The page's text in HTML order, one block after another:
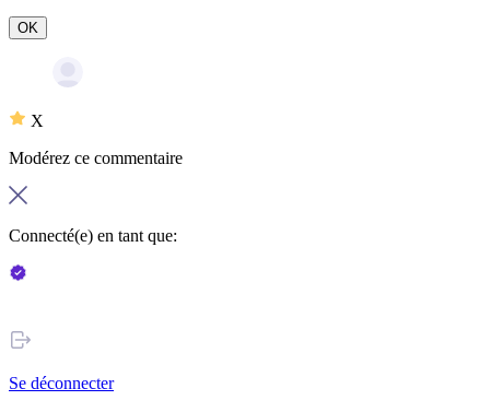
OK
X
Modérez ce commentaire
Connecté(e) en tant que:
Se déconnecter